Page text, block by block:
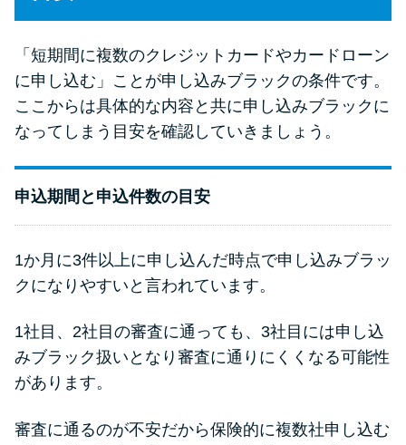
「短期間に複数のクレジットカードやカードローン
に申し込む」ことが申し込みブラックの条件です。
ここからは具体的な内容と共に申し込みブラックに
なってしまう目安を確認していきましょう。
申込期間と申込件数の目安
1か月に3件以上に申し込んだ時点で申し込みブラッ
クになりやすいと言われています。
1社目、2社目の審査に通っても、3社目には申し込
みブラック扱いとなり審査に通りにくくなる可能性
があります。
審査に通るのが不安だから保険的に複数社申し込む